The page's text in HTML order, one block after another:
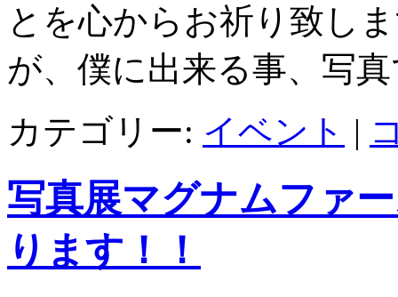
とを心からお祈り致し
が、僕に出来る事、写
カテゴリー: イベント |
写真展マグナムファ
ります！！